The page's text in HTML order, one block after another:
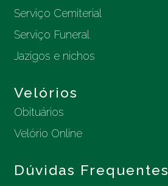
Serviço Cemiterial
Serviço Funeral
Jazigos e nichos
Velórios
Obituários
Velório Online
Dúvidas Frequentes